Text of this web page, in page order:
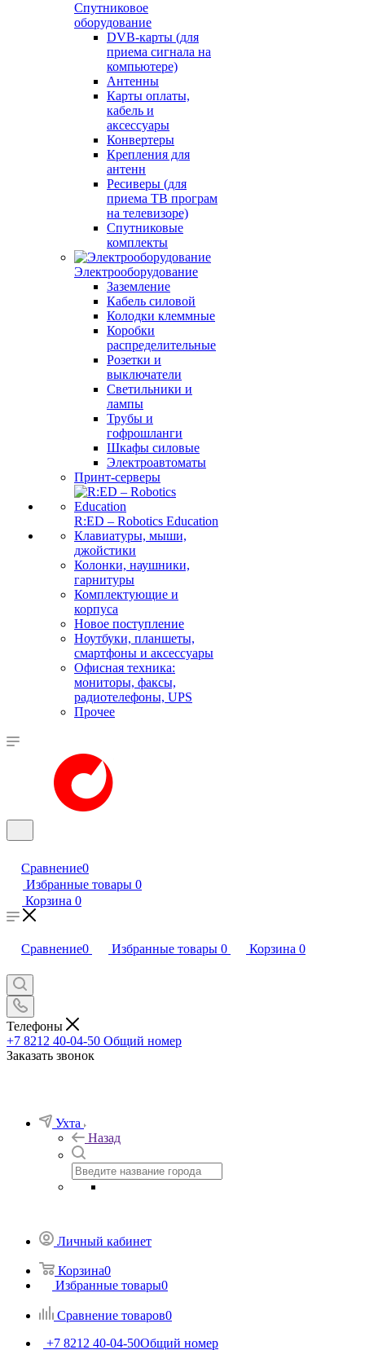
Спутниковое
оборудование
DVB-карты (для
приема сигнала на
компьютере)
Антенны
Карты оплаты,
кабель и
аксессуары
Конвертеры
Крепления для
антенн
Ресиверы (для
приема ТВ програм
на телевизоре)
Спутниковые
комплекты
Электрооборудование
Заземление
Кабель силовой
Колодки клеммные
Коробки
распределительные
Розетки и
выключатели
Светильники и
лампы
Трубы и
гофрошланги
Шкафы силовые
Электроавтоматы
Принт-серверы
R:ED – Robotics Education
Клавиатуры, мыши,
джойстики
Колонки, наушники,
гарнитуры
Комплектующие и
корпуса
Новое поступление
Ноутбуки, планшеты,
смартфоны и аксессуары
Офисная техника:
мониторы, факсы,
радиотелефоны, UPS
Прочее
Сравнение0
Избранные товары 0
Корзина 0
Сравнение0 Избранные товары 0 Корзина 0
Телефоны
+7 8212 40-04-50 Общий номер
Заказать звонок
Ухта
Назад
Личный кабинет
Корзина0
Избранные товары0
Сравнение товаров0
+7 8212 40-04-50Общий номер